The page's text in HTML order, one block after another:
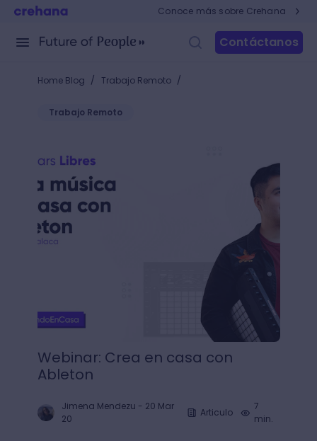
Conoce más sobre Crehana
Contáctanos
Home Blog / Trabajo Remoto /
Trabajo Remoto
Webinar: Crea en casa con
Ableton
Jimena Mendezu - 20 Mar
20
Articulo
7
min.